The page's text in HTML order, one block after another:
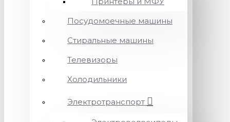
Посудомоечные машины
Стиральные машины
Телевизоры
Холодильники
Электротранспорт